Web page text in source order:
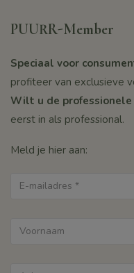
PUURR-Member
Speciaal voor
profiteer van exclusieve
Wilt u de
eerst in als professional.
Meld je hier aan: